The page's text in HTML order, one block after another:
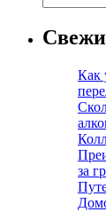
Как
за